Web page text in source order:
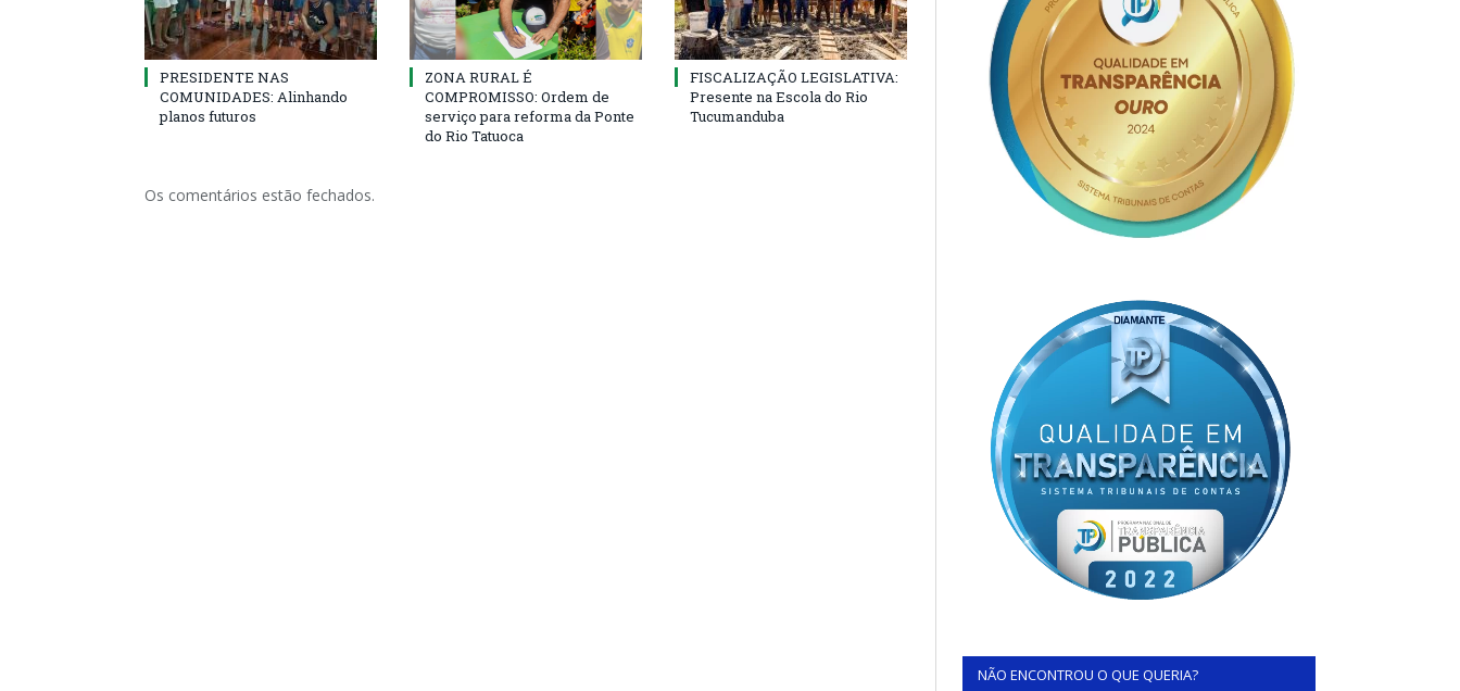
PRESIDENTE NAS
COMUNIDADES: Alinhando
planos futuros
ZONA RURAL É
COMPROMISSO: Ordem de
serviço para reforma da Ponte
do Rio Tatuoca
FISCALIZAÇÃO LEGISLATIVA:
Presente na Escola do Rio
Tucumanduba
Os comentários estão fechados.
NÃO ENCONTROU O QUE QUERIA?